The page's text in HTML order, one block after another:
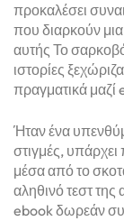
προκαλέσει
που διαρκούν μια
αυτής Το
ιστορίες
πραγματικά
Ήταν ένα
στιγμές,
μέσα από το
αληθινό τεστ
ebook δωρεάν